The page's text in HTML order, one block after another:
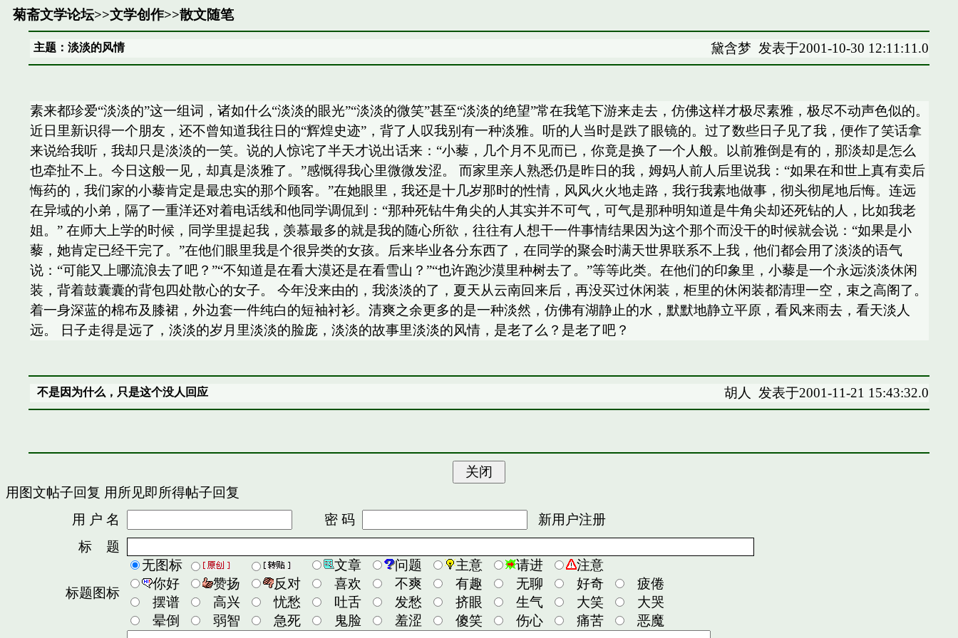
菊斋文学论坛>>文学创作>>散文随笔
主题：淡淡的风情 黛含梦 发表于2001-10-30 12:11:11.0
素来都珍爱“淡淡的”这一组词，诸如什么“淡淡的眼光”“淡淡的微笑”甚至“淡淡的绝望”常在我笔下游来走去，仿佛这样才极尽素雅，极尽不动声色似的。
近日里新识得一个朋友，还不曾知道我往日的“辉煌史迹”，背了人叹我别有一种淡雅。听的人当时是跌了眼镜的。过了数些日子见了我，便作了笑话拿
来说给我听，我却只是淡淡的一笑。说的人惊诧了半天才说出话来：“小藜，几个月不见而已，你竟是换了一个人般。以前雅倒是有的，那淡却是怎么
也牵扯不上。今日这般一见，却真是淡雅了。”感慨得我心里微微发涩。 而家里亲人熟悉仍是昨日的我，姆妈人前人后里说我：“如果在和世上真有卖后
悔药的，我们家的小藜肯定是最忠实的那个顾客。”在她眼里，我还是十几岁那时的性情，风风火火地走路，我行我素地做事，彻头彻尾地后悔。连远
在异域的小弟，隔了一重洋还对着电话线和他同学调侃到：“那种死钻牛角尖的人其实并不可气，可气是那种明知道是牛角尖却还死钻的人，比如我老
姐。” 在师大上学的时候，同学里提起我，羡慕最多的就是我的随心所欲，往往有人想干一件事情结果因为这个那个而没干的时候就会说：“如果是小
藜，她肯定已经干完了。”在他们眼里我是个很异类的女孩。后来毕业各分东西了，在同学的聚会时满天世界联系不上我，他们都会用了淡淡的语气
说：“可能又上哪流浪去了吧？”“不知道是在看大漠还是在看雪山？”“也许跑沙漠里种树去了。”等等此类。在他们的印象里，小藜是一个永远淡淡休闲
装，背着鼓囊囊的背包四处散心的女子。 今年没来由的，我淡淡的了，夏天从云南回来后，再没买过休闲装，柜里的休闲装都清理一空，束之高阁了。
着一身深蓝的棉布及膝裙，外边套一件纯白的短袖衬衫。清爽之余更多的是一种淡然，仿佛有湖静止的水，默默地静立平原，看风来雨去，看天淡人
远。 日子走得是远了，淡淡的岁月里淡淡的脸庞，淡淡的故事里淡淡的风情，是老了么？是老了吧？
不是因为什么，只是这个没人回应 胡人 发表于2001-11-21 15:43:32.0
用图文帖子回复 用所见即所得帖子回复
用 户 名
密 码
新用户注册
标 题
标题图标
无图标 文章 问题 主意 请进
注意
你好
赞扬 反对 喜欢 不爽 有趣 无聊 好奇
疲倦
摆谱
高兴 忧愁 吐舌 发愁 挤眼 生气 大笑
大哭
晕倒
弱智 急死 鬼脸 羞涩 傻笑 伤心 痛苦 恶魔